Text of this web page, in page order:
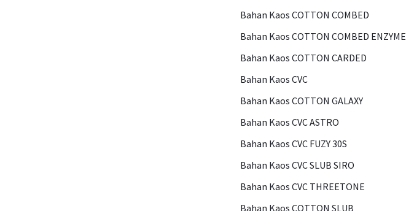
Bahan Kaos COTTON COMBED
Bahan Kaos COTTON COMBED ENZYME
Bahan Kaos COTTON CARDED
Bahan Kaos CVC
Bahan Kaos COTTON GALAXY
Bahan Kaos CVC ASTRO
Bahan Kaos CVC FUZY 30S
Bahan Kaos CVC SLUB SIRO
Bahan Kaos CVC THREETONE
Bahan Kaos COTTON SLUB